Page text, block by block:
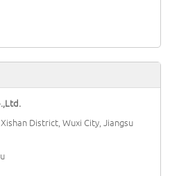
District, Wuxi City, Jiangsu